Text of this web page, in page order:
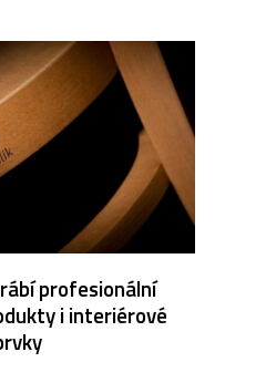
profesionální
i interiérové